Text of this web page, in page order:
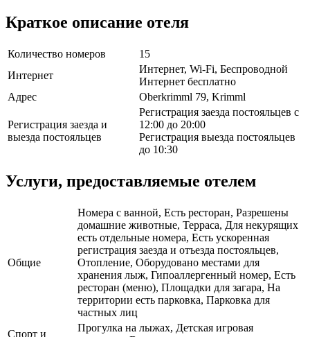
Краткое описание отеля
Количество номеров
15
Интернет
Интернет, Wi-Fi, Беспроводной
Интернет бесплатно
Адрес
Oberkrimml 79, Krimml
Регистрация заезда и
выезда постояльцев
Регистрация заезда постояльцев с
12:00 до 20:00
Регистрация выезда постояльцев
до 10:30
Услуги, предоставляемые отелем
Общие
Номера с ванной, Есть ресторан, Разрешены
домашние животные, Терраса, Для некурящих
есть отдельные номера, Есть ускоренная
регистрация заезда и отъезда постояльцев,
Отопление, Оборудовано местами для
хранения лыж, Гипоаллергенный номер, Есть
ресторан (меню), Площадки для загара, На
территории есть парковка, Парковка для
частных лиц
Спорт и
Прогулка на лыжах, Детская игровая